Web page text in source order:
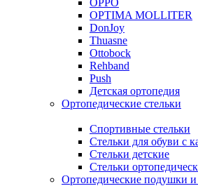
OPPO
OPTIMA MOLLITER
DonJoy
Thuasne
Ottobock
Rehband
Push
Детская ортопедия
Ортопедические стельки
Спортивные стельки
Стельки для обуви с
Стельки детские
Стельки
Ортопедические подушки